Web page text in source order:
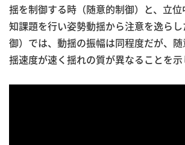
揺を制御する時（随意的制御）と、立
知課題を行い姿勢動揺から注意を逸ら
御）では、動揺の振幅は同程度だが、
揺速度が速く揺れの質が異なることを示